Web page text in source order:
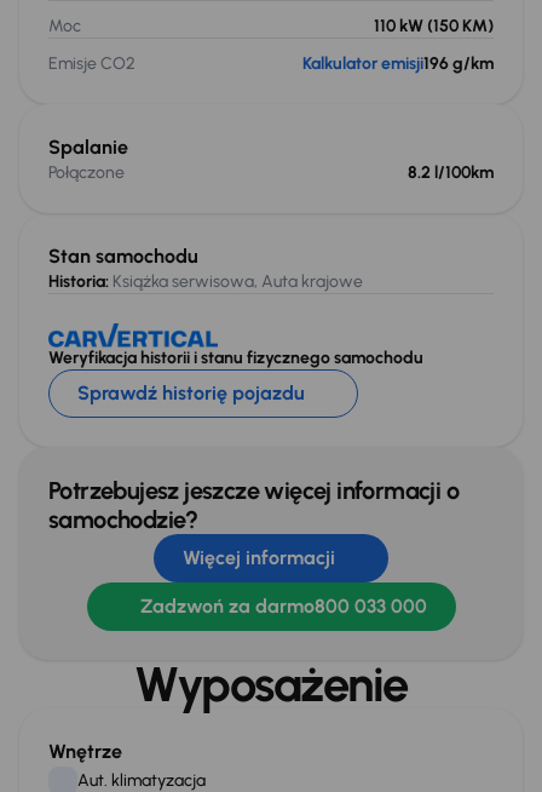
Stan samochodu
Historia: Książka serwisowa, Auta krajowe
Weryfikacja historii i stanu fizycznego samochodu
Sprawdź historię pojazdu
Moc
110 kW (150 KM)
Emisje CO2
Kalkulator emisji196 g/km
Spalanie
Połączone 8.2 l/100km
Potrzebujesz jeszcze więcej informacji o
samochodzie?
Więcej informacji
Zadzwoń za darmo800 033 000
Wyposażenie
Wnętrze
Aut. klimatyzacja